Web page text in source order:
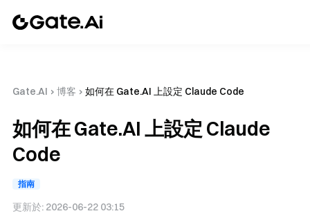
Gate.AI › 博客 › 如何在 Gate.AI 上設定 Claude Code
如何在 Gate.AI 上設定 Claude
Code
指南
更新於: 2026-06-22 03:15